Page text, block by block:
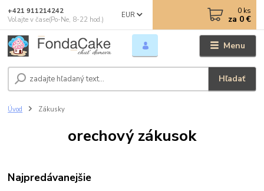
Menu
EUR
Hľadať
+421 911214242
Volajte v čase(Po-Ne, 8-22 hod.)
0 ks
za 0 €
Úvod Zákusky
orechový zákusok
Najpredávanejšie